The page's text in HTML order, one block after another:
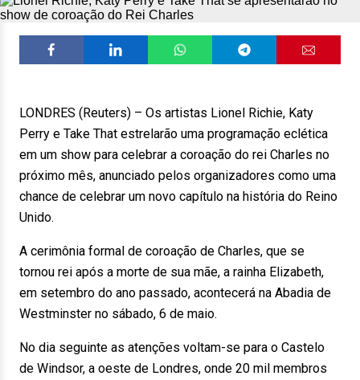
LONDRES (Reuters) – Os artistas Lionel Richie, Katy
Perry e Take That estrelarão uma programação eclética
em um show para celebrar a coroação do rei Charles no
próximo mês, anunciado pelos organizadores como uma
chance de celebrar um novo capítulo na história do Reino
Unido.
A cerimônia formal de coroação de Charles, que se
tornou rei após a morte de sua mãe, a rainha Elizabeth,
em setembro do ano passado, acontecerá na Abadia de
Westminster no sábado, 6 de maio.
No dia seguinte as atenções voltam-se para o Castelo
de Windsor, a oeste de Londres, onde 20 mil membros